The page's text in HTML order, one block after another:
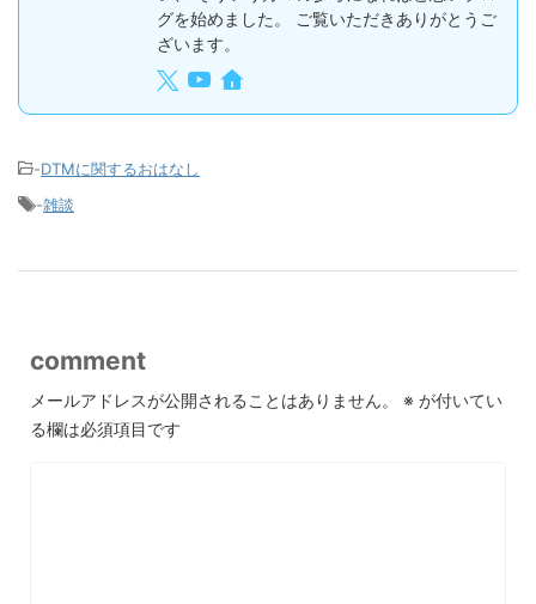
グを始めました。 ご覧いただきありがとうご
ざいます。
-DTMに関するおはなし
-雑談
comment
メールアドレスが公開されることはありません。 ※ が付いてい
る欄は必須項目です